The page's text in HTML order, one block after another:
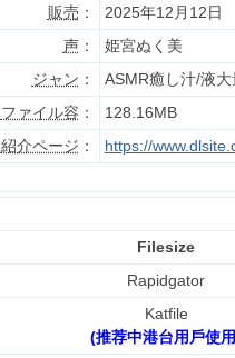
販売 ：
2025年12月12日
声：
姫宮ぬく美
ジャン ：
ASMR癒し汁/液
ファイル容 ：
128.16MB
紹介ページ ： https://
Filesize
Rapidgator
Katfile
(推荐中港台用戶使